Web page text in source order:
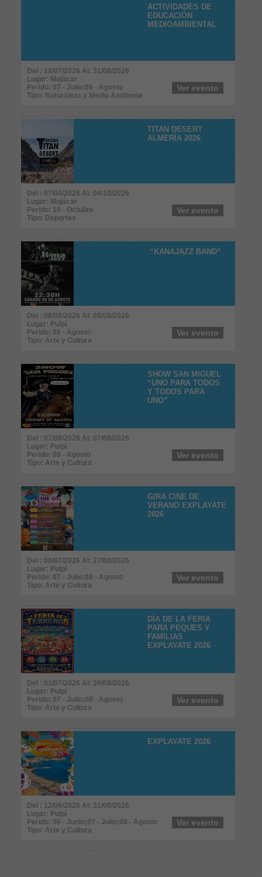
ACTIVIDADES DE
EDUCACIÓN
MEDIOAMBIENTAL
Del : 18/07/2026 Al: 31/08/2026
Lugar: Mojácar
Perido: 07 - Julio;08 - Agosto
Tipo: Naturaleza y Medio Ambiente
Ver evento
TITAN DESERT
ALMERÍA 2026
Del : 07/04/2026 Al: 04/10/2026
Lugar: Mojácar
Perido: 10 - Octubre
Tipo: Deportes
Ver evento
“KANAJAZZ BAND”
Del : 08/08/2026 Al: 08/08/2026
Lugar: Pulpí
Perido: 08 - Agosto
Tipo: Arte y Cultura
Ver evento
SHOW SAN MIGUEL
“UNO PARA TODOS
Y TODOS PARA
UNO”
Del : 07/08/2026 Al: 07/08/2026
Lugar: Pulpí
Perido: 08 - Agosto
Tipo: Arte y Cultura
Ver evento
GIRA CINE DE
VERANO EXPLAYATE
2026
Del : 08/07/2026 Al: 27/08/2026
Lugar: Pulpí
Perido: 07 - Julio;08 - Agosto
Tipo: Arte y Cultura
Ver evento
DÍA DE LA FERIA
PARA PEQUES Y
FAMILIAS
EXPLAYATE 2026
Del : 01/07/2026 Al: 26/08/2026
Lugar: Pulpí
Perido: 07 - Julio;08 - Agosto
Tipo: Arte y Cultura
Ver evento
EXPLAYATE 2026
Del : 12/06/2026 Al: 31/08/2026
Lugar: Pulpí
Perido: 06 - Junio;07 - Julio;08 - Agosto
Tipo: Arte y Cultura
Ver evento